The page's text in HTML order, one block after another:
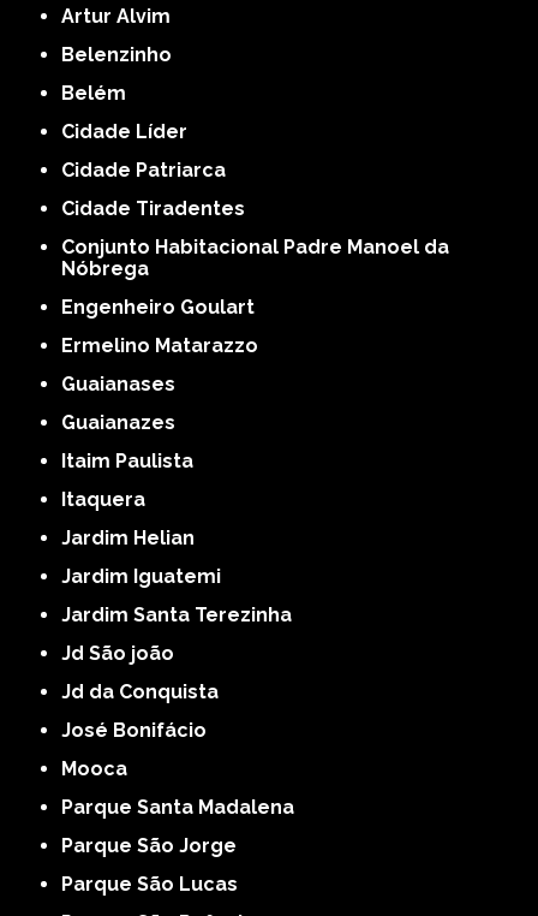
Artur Alvim
Belenzinho
Belém
Cidade Líder
Cidade Patriarca
Cidade Tiradentes
Conjunto Habitacional Padre Manoel da
Nóbrega
Engenheiro Goulart
Ermelino Matarazzo
Guaianases
Guaianazes
Itaim Paulista
Itaquera
Jardim Helian
Jardim Iguatemi
Jardim Santa Terezinha
Jd São joão
Jd da Conquista
José Bonifácio
Mooca
Parque Santa Madalena
Parque São Jorge
Parque São Lucas